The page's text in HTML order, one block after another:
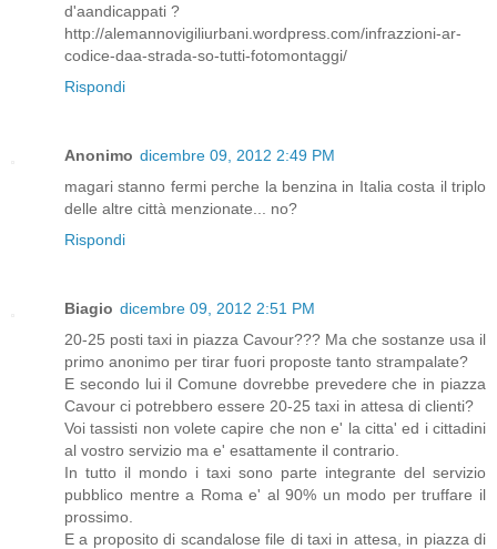
d'aandicappati ?
http://alemannovigiliurbani.wordpress.com/infrazzioni-ar-
codice-daa-strada-so-tutti-fotomontaggi/
Rispondi
Anonimo dicembre 09, 2012 2:49 PM
magari stanno fermi perche la benzina in Italia costa il triplo
delle altre città menzionate... no?
Rispondi
Biagio dicembre 09, 2012 2:51 PM
20-25 posti taxi in piazza Cavour??? Ma che sostanze usa il
primo anonimo per tirar fuori proposte tanto strampalate?
E secondo lui il Comune dovrebbe prevedere che in piazza
Cavour ci potrebbero essere 20-25 taxi in attesa di clienti?
Voi tassisti non volete capire che non e' la citta' ed i cittadini
al vostro servizio ma e' esattamente il contrario.
In tutto il mondo i taxi sono parte integrante del servizio
pubblico mentre a Roma e' al 90% un modo per truffare il
prossimo.
E a proposito di scandalose file di taxi in attesa, in piazza di